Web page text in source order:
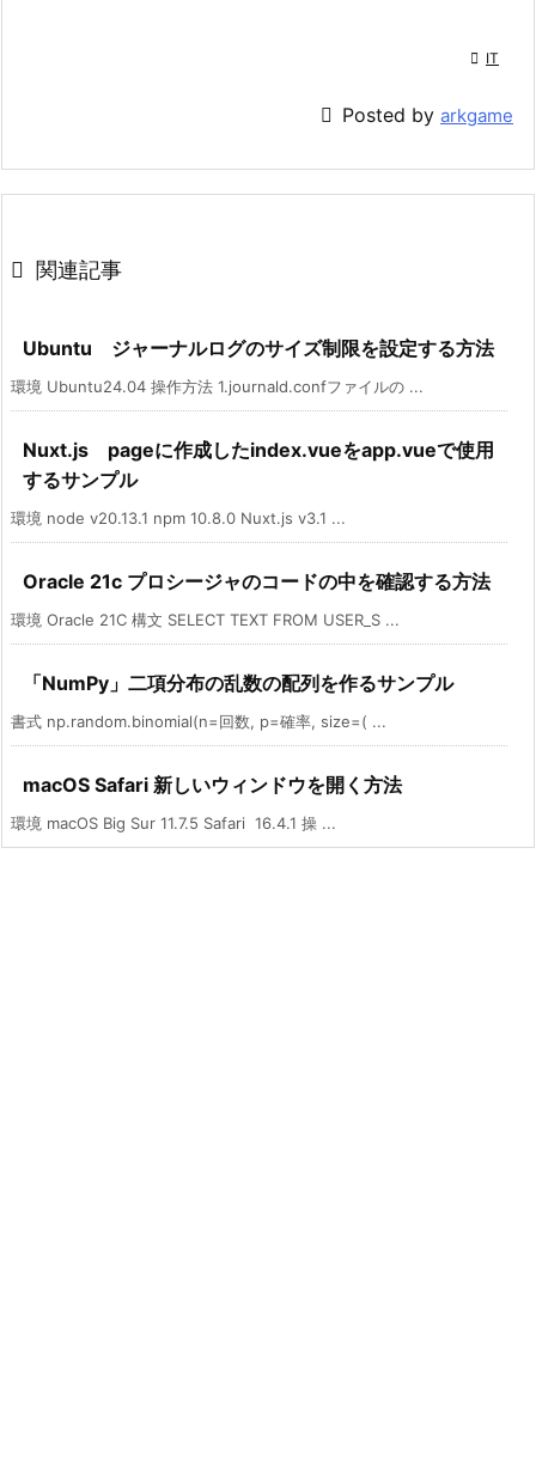
 IT
 Posted by arkgame
 関連記事
Ubuntu ジャーナルログのサイズ制限を設定する方法
環境 Ubuntu24.04 操作方法 1.journald.confファイルの ...
Nuxt.js pageに作成したindex.vueをapp.vueで使用
するサンプル
環境 node v20.13.1 npm 10.8.0 Nuxt.js v3.1 ...
Oracle 21c プロシージャのコードの中を確認する方法
環境 Oracle 21C 構文 SELECT TEXT FROM USER_S ...
「NumPy」二項分布の乱数の配列を作るサンプル
書式 np.random.binomial(n=回数, p=確率, size=( ...
macOS Safari 新しいウィンドウを開く方法
環境 macOS Big Sur 11.7.5 Safari 16.4.1 操 ...